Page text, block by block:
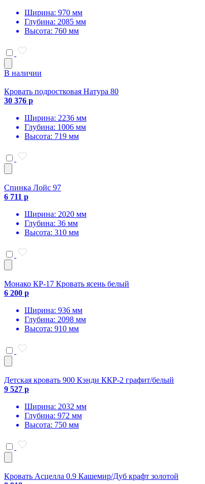
Ширина: 970 мм
Глубина: 2085 мм
Высота: 760 мм
В наличии
Кровать подростковая Натура 80
30 376 р
Ширина: 2236 мм
Глубина: 1006 мм
Высота: 719 мм
Спинка Лойс 97
6 711 р
Ширина: 2020 мм
Глубина: 36 мм
Высота: 310 мм
Монако КР-17 Кровать ясень белый
6 200 р
Ширина: 936 мм
Глубина: 2098 мм
Высота: 910 мм
Детская кровать 900 Кэнди ККР-2 графит/белый
9 527 р
Ширина: 2032 мм
Глубина: 972 мм
Высота: 750 мм
Кровать Асцелла 0.9 Кашемир/Дуб крафт золотой